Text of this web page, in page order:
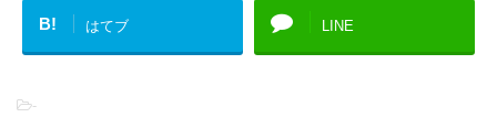
B! はてブ LINE
-